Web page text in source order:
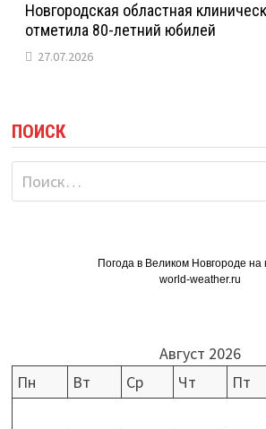
Новгородская областная
отметила 80-летний юбилей
27.07.2026
ПОИСК
Найти:
Погода в Великом Новгороде
world-weather.ru
Август 2026
Пн
Вт Ср Чт Пт